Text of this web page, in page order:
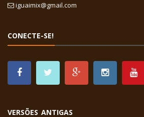
iguaimix@gmail.com
CONECTE-SE!
VERSÕES ANTIGAS